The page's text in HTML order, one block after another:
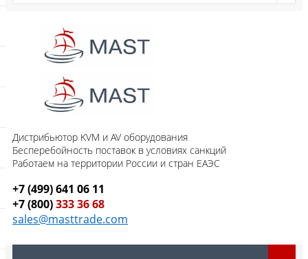
Дистрибьютор KVM и AV оборудования
Бесперебойность поставок в условиях санкций
Работаем на территории России и стран ЕАЭС
+7 (499) 641 06 11
+7 (800)333 36 68
sales@masttrade.com